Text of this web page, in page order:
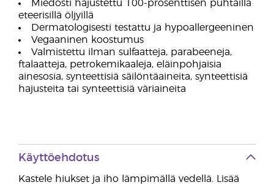
Miedosti hajustettu 100-prosenttisen puhtailla
eteerisillä öljyillä
Dermatologisesti testattu ja hypoallergeeninen
Vegaaninen koostumus
Valmistettu ilman sulfaatteja, parabeeneja,
ftalaatteja, petrokemikaaleja, eläinpohjaisia
ainesosia, synteettisiä säilöntäaineita, synteettisiä
hajusteita tai synteettisiä väriaineita
Käyttöehdotus
Kastele hiukset ja iho lämpimällä vedellä. Lisää